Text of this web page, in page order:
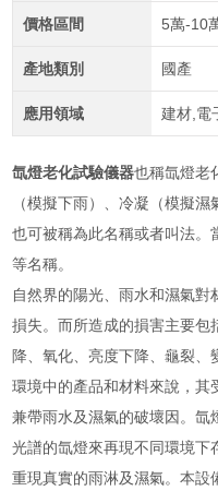
價格區間 5萬-10
產地類別 國產
應用領域 建材,電
氙燈老化試驗儀器也稱氙燈老
（模擬下雨）、冷凝（模擬
也可被稱為此名稱或者叫法。
等名稱。
自然界的陽光、雨水和濕氣
損失。而所造成的損害主要包
降、氧化、亮度下降、龜裂
環境中的產品和材料來說，其
兼帶雨水及濕氣的破壞因。氙
光譜的氙燈來再現不同環境下
重現真實的雨淋及濕氣。本設